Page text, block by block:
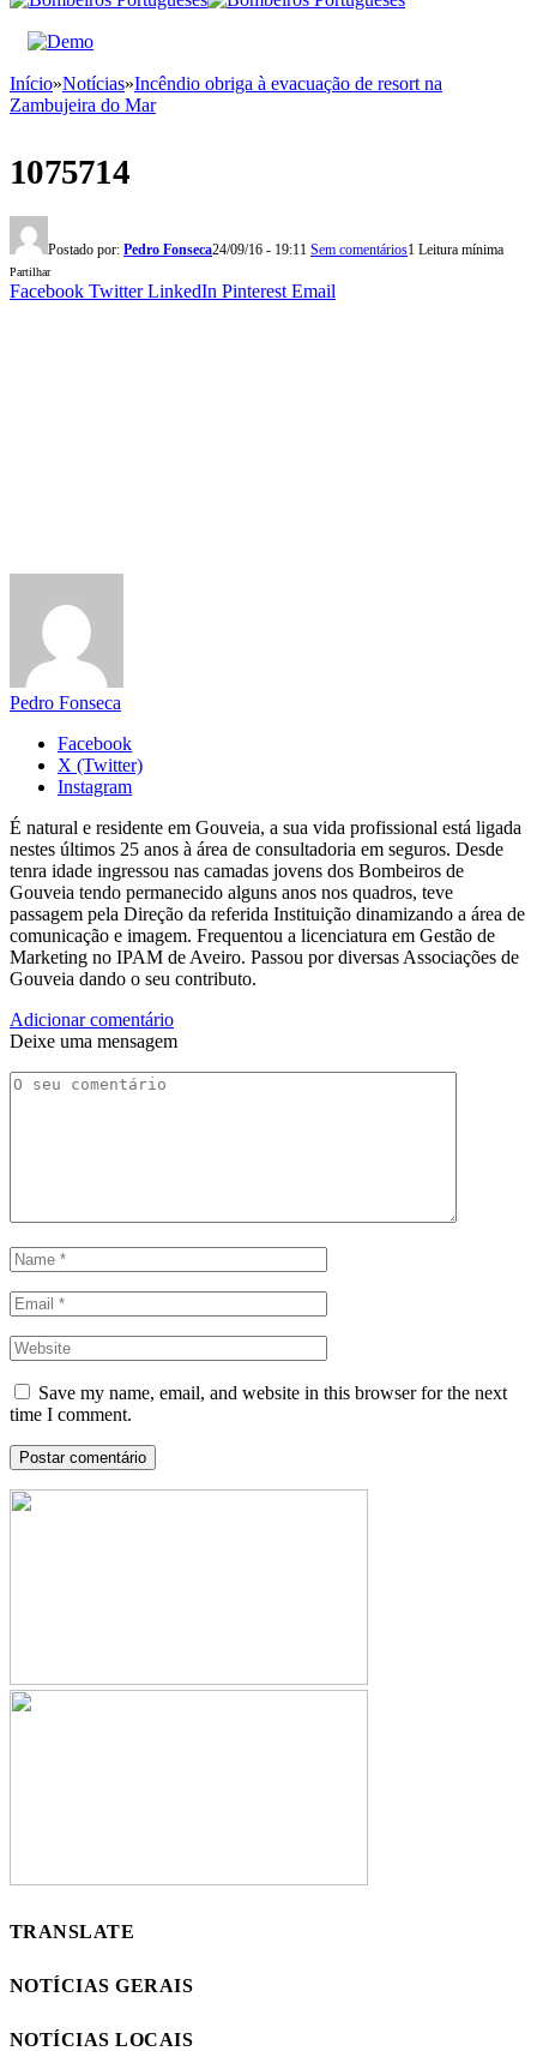
Início»Notícias»Incêndio obriga à evacuação de resort na
Zambujeira do Mar
1075714
Postado por: Pedro Fonseca24/09/16 - 19:11 Sem comentários1 Leitura mínima
Partilhar
Facebook Twitter LinkedIn Pinterest Email
Pedro Fonseca
Facebook
X (Twitter)
Instagram
É natural e residente em Gouveia, a sua vida profissional está ligada
nestes últimos 25 anos à área de consultadoria em seguros. Desde
tenra idade ingressou nas camadas jovens dos Bombeiros de
Gouveia tendo permanecido alguns anos nos quadros, teve
passagem pela Direção da referida Instituição dinamizando a área de
comunicação e imagem. Frequentou a licenciatura em Gestão de
Marketing no IPAM de Aveiro. Passou por diversas Associações de
Gouveia dando o seu contributo.
Adicionar comentário
Deixe uma mensagem
Save my name, email, and website in this browser for the next
time I comment.
TRANSLATE
NOTÍCIAS GERAIS
NOTÍCIAS LOCAIS